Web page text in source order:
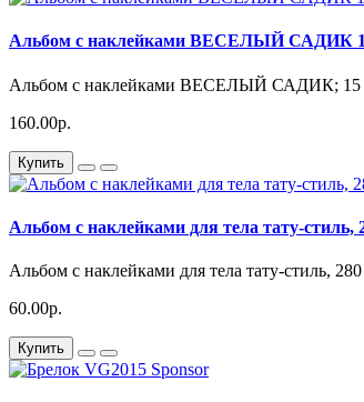
Альбом с наклейками ВЕСЕЛЫЙ САДИК
Альбом с наклейками ВЕСЕЛЫЙ САДИК; 15 х
160.00р.
Купить
Альбом с наклейками для тела тату-стиль,
Альбом с наклейками для тела тату-стиль,
60.00р.
Купить